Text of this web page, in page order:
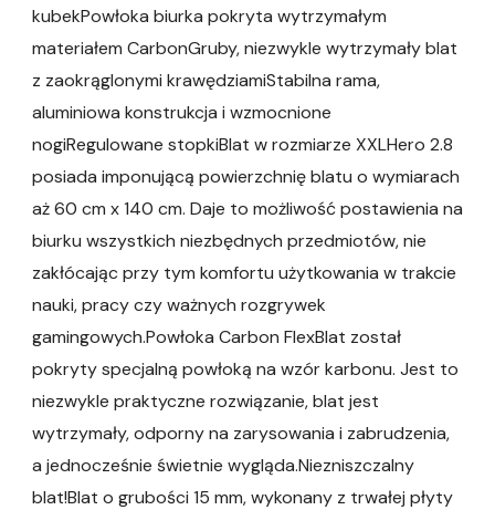
kubekPowłoka biurka pokryta wytrzymałym
materiałem CarbonGruby, niezwykle wytrzymały blat
z zaokrąglonymi krawędziamiStabilna rama,
aluminiowa konstrukcja i wzmocnione
nogiRegulowane stopkiBlat w rozmiarze XXLHero 2.8
posiada imponującą powierzchnię blatu o wymiarach
aż 60 cm x 140 cm. Daje to możliwość postawienia na
biurku wszystkich niezbędnych przedmiotów, nie
zakłócając przy tym komfortu użytkowania w trakcie
nauki, pracy czy ważnych rozgrywek
gamingowych.Powłoka Carbon FlexBlat został
pokryty specjalną powłoką na wzór karbonu. Jest to
niezwykle praktyczne rozwiązanie, blat jest
wytrzymały, odporny na zarysowania i zabrudzenia,
a jednocześnie świetnie wygląda.Niezniszczalny
blat!Blat o grubości 15 mm, wykonany z trwałej płyty